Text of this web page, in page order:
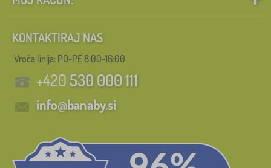
KONTAKTIRAJ NAS
Vroča linija: PO-PE 8:00-16:00
+420530 000 111
info@banaby.si